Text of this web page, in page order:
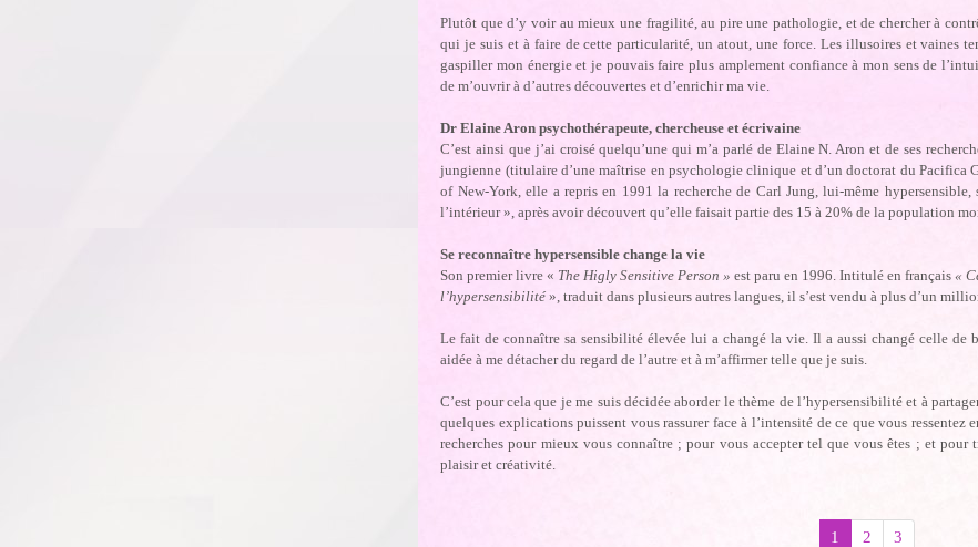
Plutôt que d’y voir au mieux une fragilité, au pire une pathologie, et de chercher à
qui je suis et à faire de cette particularité, un atout, une force. Les illusoires et vaines
gaspiller mon énergie et je pouvais faire plus amplement confiance à mon sens de
de m’ouvrir à d’autres découvertes et d’enrichir ma vie.
Dr Elaine Aron psychothérapeute, chercheuse et écrivaine
C’est ainsi que j’ai croisé quelqu’une qui m’a parlé de Elaine N. Aron et de ses
jungienne (titulaire d’une maîtrise en psychologie clinique et d’un doctorat du Pacifica
of New-York, elle a repris en 1991 la recherche de Carl Jung, lui-même
l’intérieur », après avoir découvert qu’elle faisait partie des 15 à 20% de la population
Se reconnaître hypersensible change la vie
Son premier livre « The Higly Sensitive Person » est paru en 1996. Intitulé en français«
l’hypersensibilité », traduit dans plusieurs autres langues, il s’est vendu à plus d’un
Le fait de connaître sa sensibilité élevée lui a changé la vie. Il a aussi changé celle de
aidée à me détacher du regard de l’autre et à m’affirmer telle que je suis.
C’est pour cela que je me suis décidée aborder le thème de l’hypersensibilité et à
quelques explications puissent vous rassurer face à l’intensité de ce que vous
recherches pour mieux vous connaître ; pour vous accepter tel que vous êtes ; et
plaisir et créativité.
1 2 3